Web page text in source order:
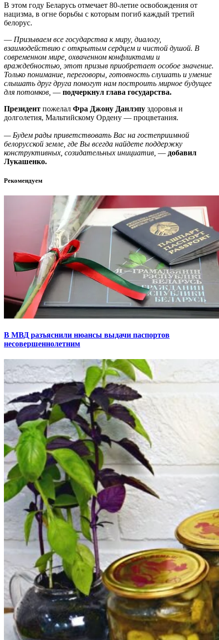
В этом году Беларусь отмечает 80-летие освобождения от
нацизма, в огне борьбы с которым погиб каждый третий
белорус.
— Призываем все государства к миру, диалогу,
взаимодействию с открытым сердцем и чистой душой. В
современном мире, охваченном конфликтами и
враждебностью, этот призыв приобретает особое значение.
Только понимание, переговоры, готовность слушать и умение
слышать друг друга помогут нам построить мирное будущее
для потомков, — подчеркнул глава государства.
Президент пожелал Фра Джону Данлэпу здоровья и
долголетия, Мальтийскому Ордену — процветания.
— Будем рады приветствовать Вас на гостеприимной
белорусской земле, где Вы всегда найдете поддержку
конструктивных, созидательных инициатив, — добавил
Лукашенко.
Рекомендуем
В МВД разъяснили нюансы выдачи паспортов
несовершеннолетним